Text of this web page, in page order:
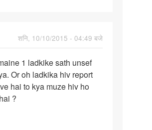
शनि, 10/10/2015 - 04:49 बजे
1 ladkike sath unsef
Or oh ladkika hiv report
hai to kya muze hiv ho
?